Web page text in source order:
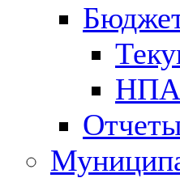
НПА